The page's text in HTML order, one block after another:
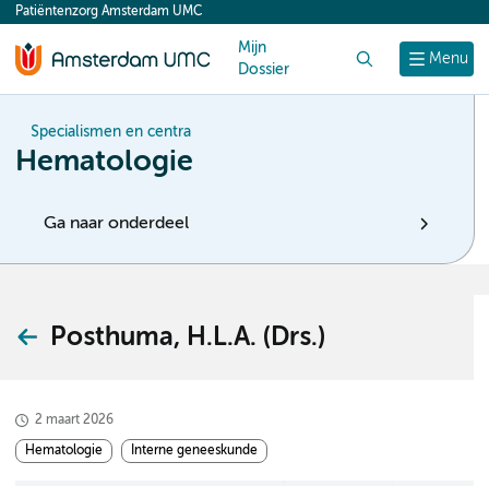
content
Menu
Patiëntenzorg Amsterdam UMC
Mijn
Dossier
Specialismen en centra
Hematologie
Ga naar onderdeel
Posthuma, H.L.A. (Drs.)
2 maart 2026
Hematologie Interne geneeskunde